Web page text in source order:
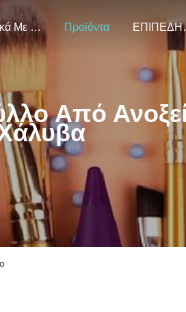
Σχετικά Με Εμάς Προϊόντα
Από